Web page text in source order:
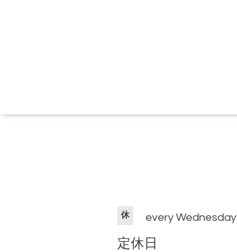
休 every Wednesday
定休日